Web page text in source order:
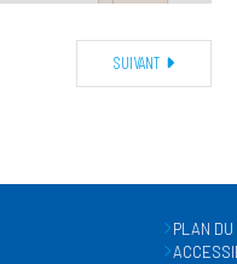
SUIVANT
PLAN DU